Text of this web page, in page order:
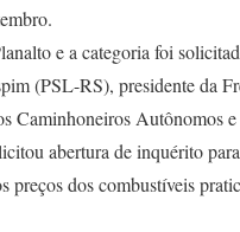
e a categoria foi
(PSL-RS), presidente da
Caminhoneiros Autônomos e
abertura de inquérito
preços dos combustíveis